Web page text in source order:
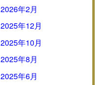
2026年2月
2025年12月
2025年10月
2025年8月
2025年6月